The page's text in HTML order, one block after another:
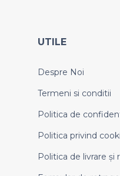
UTILE
Despre Noi
Termeni si conditii
Politica de
Politica privind
Politica de livrare și